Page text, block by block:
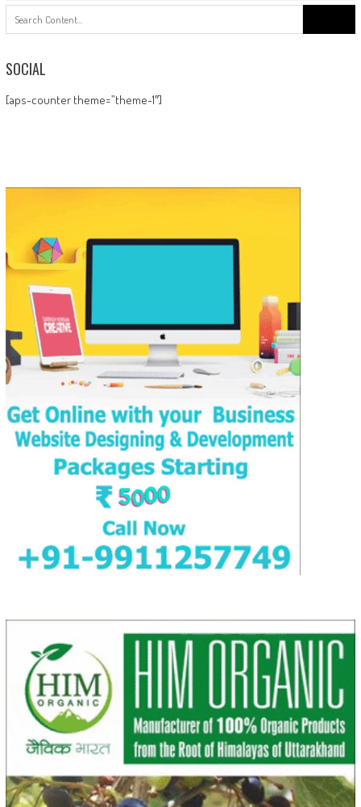
for:
SOCIAL
[aps-counter theme=”theme-1″]